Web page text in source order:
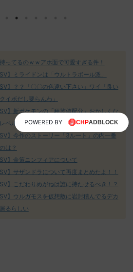
胞子を覚
ーンさん (´・ω・｀) 名無
0624 名無しさん、君に
ｯﾁｮｲW 05 ...
ってる？ 初
レ：
る人さん
2023/05/
ージョンを
にヒスイの
ってるのｗｗアホ面で可愛すぎる件！
】ミライドンは「ウルトラボール派」
SV】？？「〇〇の色違い下さい」ワイ「良い
イボだし要らんわ」
SV】新ポケモンの「種族値配分」おかしくな
ベルの無駄の無い数値
SV】今作のストーリー「3ルート」の内一番
は？
SV】金策ニンフィアについて
SV】サザンドラについて再度まとめたよ！！
SV】こだわりめがねは誰に持たせるべき！？
SV】ウルガモスを仮想敵に岩封積んでるデカ
るらしい
POWERED BY